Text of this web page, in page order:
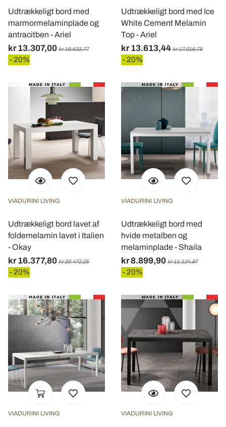
Udtrækkeligt bord med
marmormelaminplade og
antracitben - Ariel
kr 13.307,00 kr 16.633,77
- 20%
Udtrækkeligt bord med Ice
White Cement Melamin
Top - Ariel
kr 13.613,44 kr 17.016,78
- 20%
VIADURINI LIVING
Udtrækkeligt bord lavet af
foldemelamin lavet i Italien
- Okay
kr 16.377,80 kr 20.472,25
- 20%
VIADURINI LIVING
Udtrækkeligt bord med
hvide metalben og
melaminplade - Shaila
kr 8.899,90 kr 11.124,87
- 20%
VIADURINI LIVING VIADURINI LIVING